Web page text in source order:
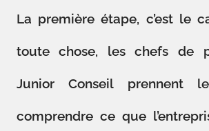
La première étape, c’est le
toute chose, les chefs de
Junior Conseil prennent
comprendre ce que